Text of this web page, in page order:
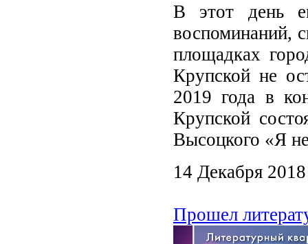
В этот день
воспоминаний,
площадках
Крупской не
2019 года в
Крупской
Высоцкого «Я
14 Декабря 2018
Прошел